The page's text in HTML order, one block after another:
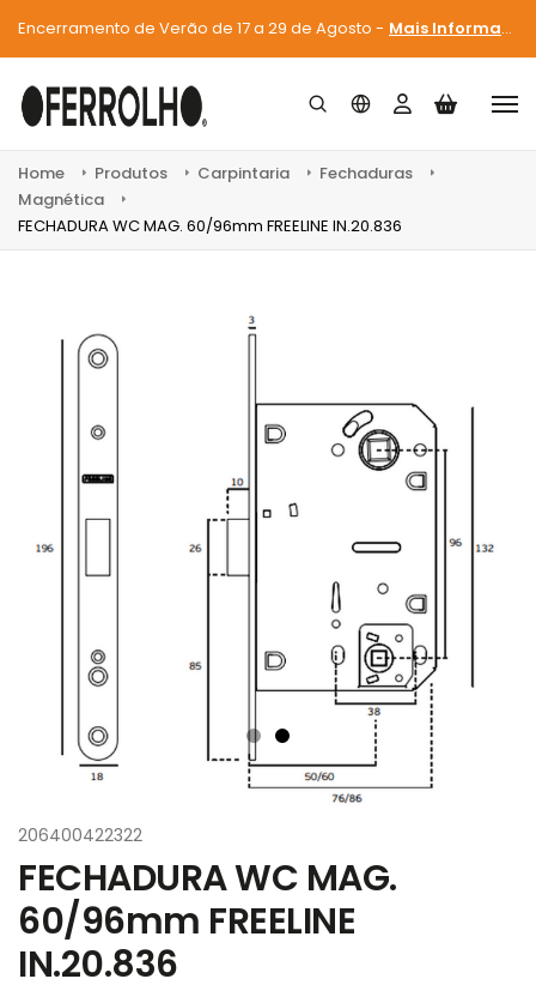
Encerramento de Verão de 17 a 29 de Agosto - Mais Informações
Home Produtos Carpintaria
Fechaduras
Magnética
FECHADURA WC MAG. 60/96mm FREELINE IN.20.836
206400422322
FECHADURA WC MAG.
60/96mm FREELINE
IN.20.836